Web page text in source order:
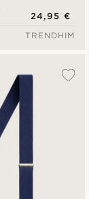
24,95 €
TRENDHIM